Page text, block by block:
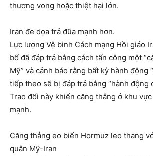
thương vong hoặc thiệt hại lớn.
Iran đe dọa trả đũa mạnh hơn.
Lực lượng Vệ binh Cách mạng Hồi giáo
bố đã đáp trả bằng cách tấn công một
Mỹ” và cảnh báo rằng bất kỳ hành động
tiếp theo sẽ bị đáp trả bằng “hành động
Trao đổi này khiến căng thẳng ở khu
mạnh.
Căng thẳng eo biển Hormuz leo thang
quân Mỹ-Iran